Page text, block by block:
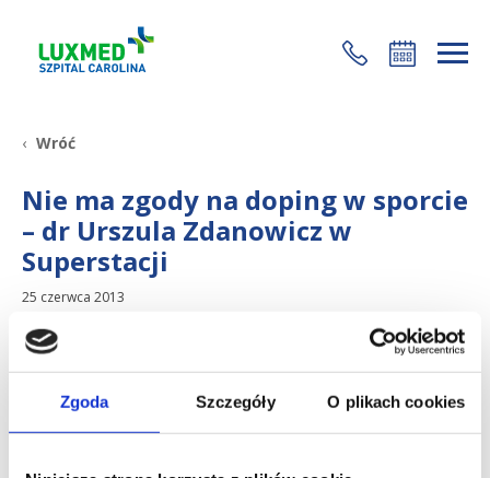
Zgoda Szczegóły O plikach cookies
+48 22 35 58 200
Wróć
Nie ma zgody na doping w sporcie
– dr Urszula Zdanowicz w
Superstacji
25 czerwca 2013